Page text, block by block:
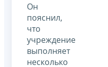
Он
пояснил,
что
учреждение
выполняет
несколько